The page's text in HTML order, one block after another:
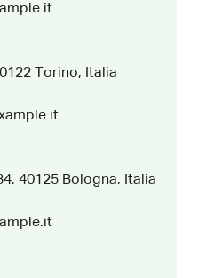
Torino, Italia
40125 Bologna, Italia